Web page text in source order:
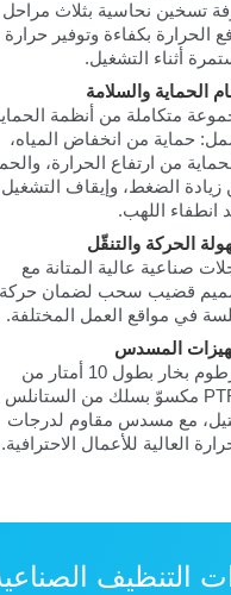
تسخين نحاسية بثلاث مراحل
الحرارة بكفاءة وتوفير حرارة
أثناء التشغيل.
الحماية والسلامة
متكاملة من أنظمة
حماية من انخفاض المياه،
من ارتفاع الحرارة،
زيادة الضغط، وإيقاف التشغيل
انطفاء اللهب.
الحركة والتنقّل
صناعية عالية المتانة مع
قضيب سحب لضمان حركة
في مواقع العمل المختلفة.
المسدس
خرطوم بخار بطول 10 أمتار من
PTFE مكسوّ بسلك من الستانلس
مع مسدس مقاوم لدرجات
العالية للأعمال الاحترافية.
التنظيف